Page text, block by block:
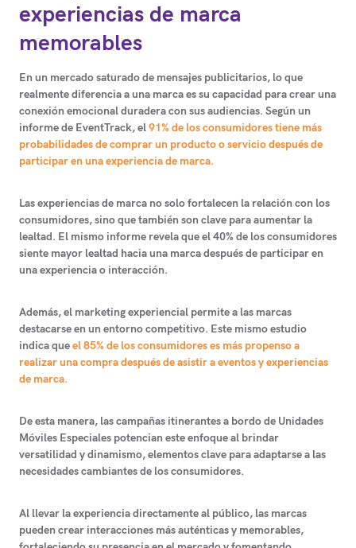
experiencias de marca
memorables
En un mercado saturado de mensajes publicitarios, lo que
realmente diferencia a una marca es su capacidad para crear una
conexión emocional duradera con sus audiencias. Según un
informe de EventTrack, el91% de los consumidores tiene más
probabilidades de comprar un producto o servicio después de
participar en una experiencia de marca.
Las experiencias de marca no solo fortalecen la relación con los
consumidores, sino que también son clave para aumentar la
lealtad. El mismo informe revela que el 40% de los consumidores
siente mayor lealtad hacia una marca después de participar en
una experiencia o interacción.
Además, el marketing experiencial permite a las marcas
destacarse en un entorno competitivo. Este mismo estudio
indica queel 85% de los consumidores es más propenso a
realizar una compra después de asistir a eventos y experiencias
de marca.
De esta manera, las campañas itinerantes a bordo de Unidades
Móviles Especiales potencian este enfoque al brindar
versatilidad y dinamismo, elementos clave para adaptarse a las
necesidades cambiantes de los consumidores.
Al llevar la experiencia directamente al público, las marcas
pueden crear interacciones más auténticas y memorables,